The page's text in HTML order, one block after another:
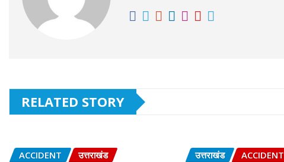
RELATED STORY
ACCIDENT
उत्तराखंड
उत्तराखंड
ACCIDENT